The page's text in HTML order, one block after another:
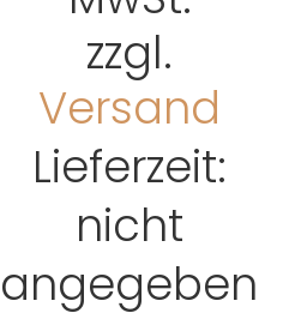
zzgl.
Versand
Lieferzeit:
nicht
angegeben